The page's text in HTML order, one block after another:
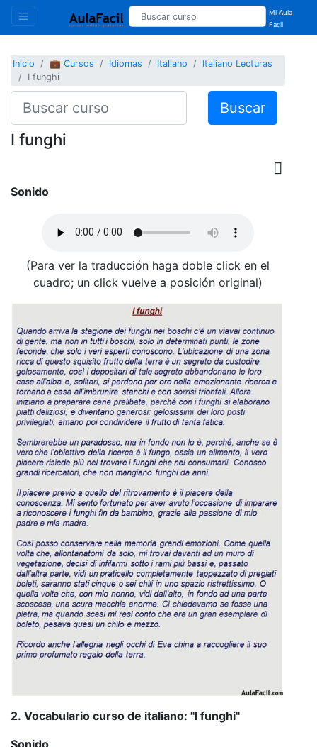
Mi Aula
Facil
Inicio 💼 Cursos Idiomas Italiano
Italiano Lecturas
I funghi
Buscar
I funghi
Sonido
(Para ver la traducción haga doble click en el
cuadro; un click vuelve a posición original)
2. Vocabulario curso de italiano: "I funghi"